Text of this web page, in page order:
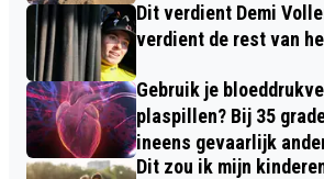
Dit verdient Demi
verdient de rest van
Gebruik je
plaspillen? Bij 35
ineens gevaarlijk
Dit zou ik mijn